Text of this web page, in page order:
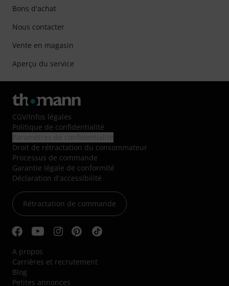
Bons d'achat
Nous contacter
Vente en magasin
Aperçu du service
CGV/Infos légales
Politique de confidentialité
Droit de rétractation du consommateur
Processus de commande
Garantie légale de conformité
Déclaration d'accessibilité
Rétractation de commande
A propos
Carrières et recrutement
Blog
Petites annonces